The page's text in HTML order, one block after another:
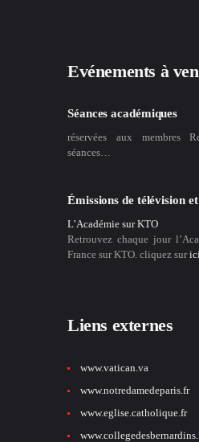
Evénements à
Séances académiques
réservées aux membres
séances…
Émissions de télévision
L’Académie sur KTO
Retrouvez chaque jour
France sur KTO. cliquez sur
Liens externes
www.vatican.va
www.notredamedeparis.fr
www.eglise.catholique.fr